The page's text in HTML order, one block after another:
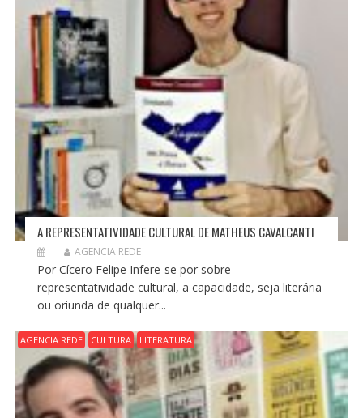
A REPRESENTATIVIDADE CULTURAL DE MATHEUS CAVALCANTI
AGENCIA REDE
Por Cícero Felipe Infere-se por sobre
representatividade cultural, a capacidade, seja literária
ou oriunda de qualquer...
AGENCIA REDE CULTURA LITERATURA